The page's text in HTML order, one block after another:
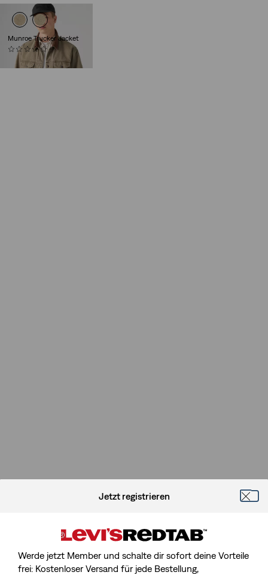
Munroe Trucker Jacket
(0)
119,95 €
Jetzt registrieren
Werde jetzt Member und schalte dir sofort deine Vorteile
frei: Kostenloser Versand für jede Bestellung,